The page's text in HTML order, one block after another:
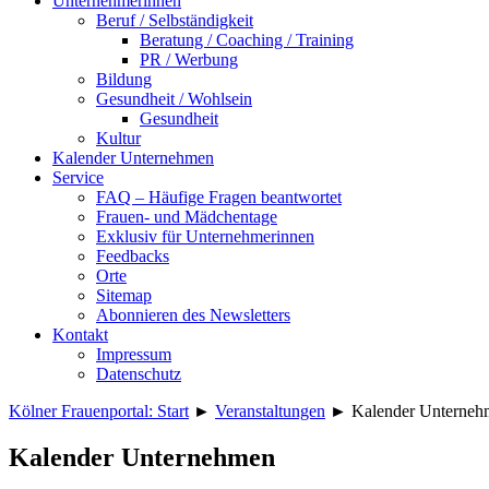
Beruf / Selbständigkeit
Beratung / Coaching / Training
PR / Werbung
Bildung
Gesundheit / Wohlsein
Gesundheit
Kultur
Kalender Unternehmen
Service
FAQ – Häufige Fragen beantwortet
Frauen- und Mädchentage
Exklusiv für Unternehmerinnen
Feedbacks
Orte
Sitemap
Abonnieren des Newsletters
Kontakt
Impressum
Datenschutz
Kölner Frauenportal: Start ► Veranstaltungen ► Kalender
Kalender Unternehmen